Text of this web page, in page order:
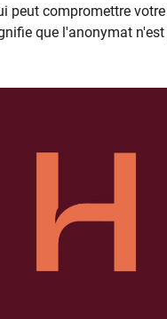
peut compromettre
que l'anonymat